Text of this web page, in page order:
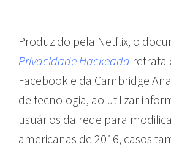
Produzido pela Netflix, o
Privacidade Hackeada retrata
Facebook e da Cambridge
de tecnologia, ao utilizar
usuários da rede para
americanas de 2016, casos